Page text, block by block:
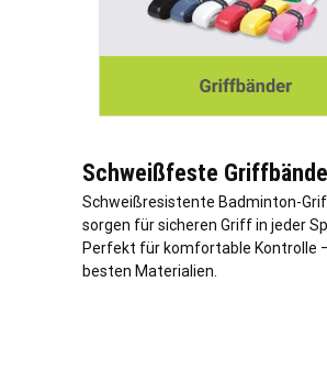
Schweißfeste
Schweißresistente Badminton-
sorgen für sicheren Griff in jeder
Perfekt für komfortable Kontrolle
besten Materialien.